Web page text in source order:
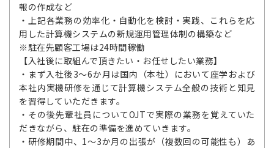
報の作成など
・上記各業務の効率化・自動化を検討・実践、これらを応
用した計算機システムの新規運用管理体制の構築など
※駐在先顧客工場は24時間稼働
【入社後に取組んで頂きたい・お任せしたい業務】
・まず入社後3～6か月は国内（本社）において座学および
本社内実機研修を通じて計算機システム全般の技術と知見
を習得していただきます。
・その後先輩社員についてOJTで実際の業務を覚えていた
だきながら、駐在の準備を進めていきます。
・研修期間中、1～3か月の出張が（複数回の可能性も）あ